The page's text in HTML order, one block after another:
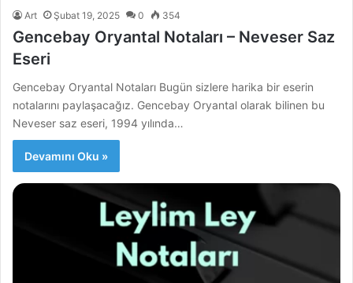
Art Şubat 19, 2025 0 354
Gencebay Oryantal Notaları – Neveser Saz
Eseri
Gencebay Oryantal Notaları Bugün sizlere harika bir eserin
notalarını paylaşacağız. Gencebay Oryantal olarak bilinen bu
Neveser saz eseri, 1994 yılında…
Devamını Oku »